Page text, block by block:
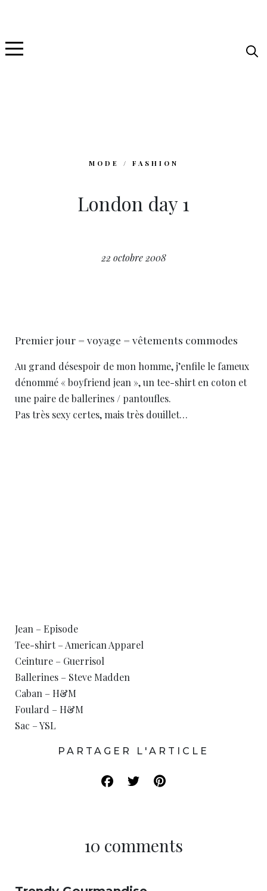
MODE / FASHION
London day 1
22 octobre 2008
Premier jour = voyage = vêtements commodes
Au grand désespoir de mon homme, j’enfile le fameux
dénommé « boyfriend jean », un tee-shirt en coton et
une paire de ballerines / pantoufles.
Pas très sexy certes, mais très douillet…
Jean – Episode
Tee-shirt – American Apparel
Ceinture – Guerrisol
Ballerines – Steve Madden
Caban – H&M
Foulard – H&M
Sac – YSL
PARTAGER L'ARTICLE
10 comments